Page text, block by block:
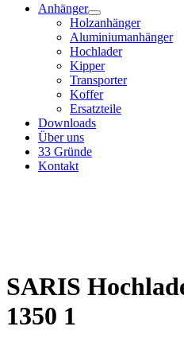
Anhänger
Holzanhänger
Aluminiumanhänger
Hochlader
Kipper
Transporter
Koffer
Ersatzteile
Downloads
Über uns
33 Gründe
Kontakt
SARIS
1350 1